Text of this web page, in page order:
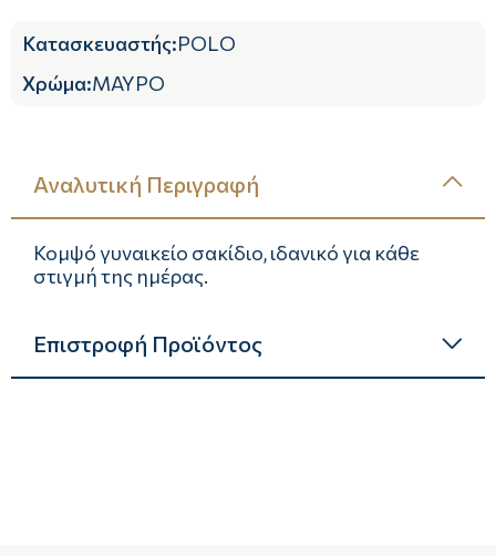
Κατασκευαστής:POLO
Χρώμα:ΜΑΥΡΟ
Αναλυτική Περιγραφή
Κομψό γυναικείο σακίδιo, ιδανικό για κάθε
στιγμή της ημέρας.
Επιστροφή Προϊόντος